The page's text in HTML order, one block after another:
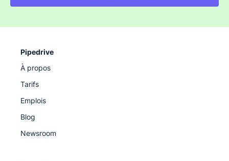
Pipedrive
À propos
Tarifs
Emplois
Blog
Newsroom